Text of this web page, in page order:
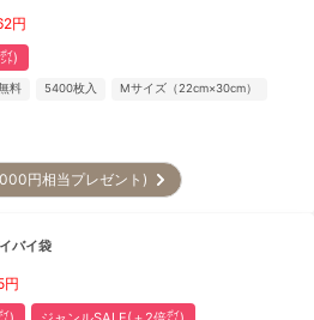
円
)
料 5400枚入 Mサイズ（22cm×30cm）
円相当プレゼント)
バイ袋
円